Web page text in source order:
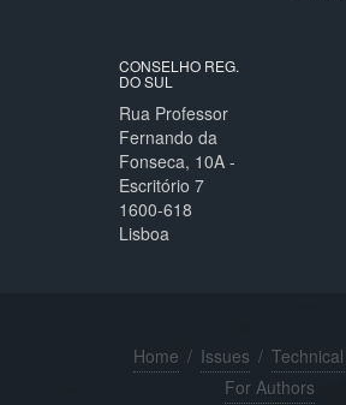
CONSELHO REG.
DO SUL
Rua Professor
Fernando da
Fonseca, 10A -
Escritório 7
1600-618
Lisboa
Home / Issues /
For Authors